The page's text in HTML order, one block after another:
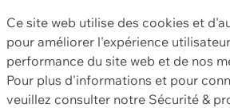
Ce site web utilise des cookies et
pour améliorer l'expérience
performance du site web et de nos
Pour plus d'informations et pour
veuillez consulter notre Sécurité &